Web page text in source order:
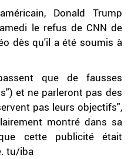
Donald Trump
le refus de CNN de
dès qu'il a été soumis à
que de fausses
et ne parleront pas des
pas leurs objectifs",
montré dans sa
cette publicité était
tu/iba